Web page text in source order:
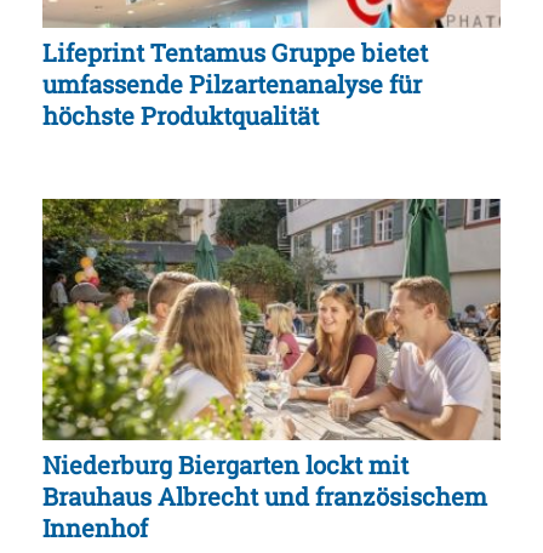
Lifeprint Tentamus Gruppe bietet
umfassende Pilzartenanalyse für
höchste Produktqualität
Niederburg Biergarten lockt mit
Brauhaus Albrecht und französischem
Innenhof